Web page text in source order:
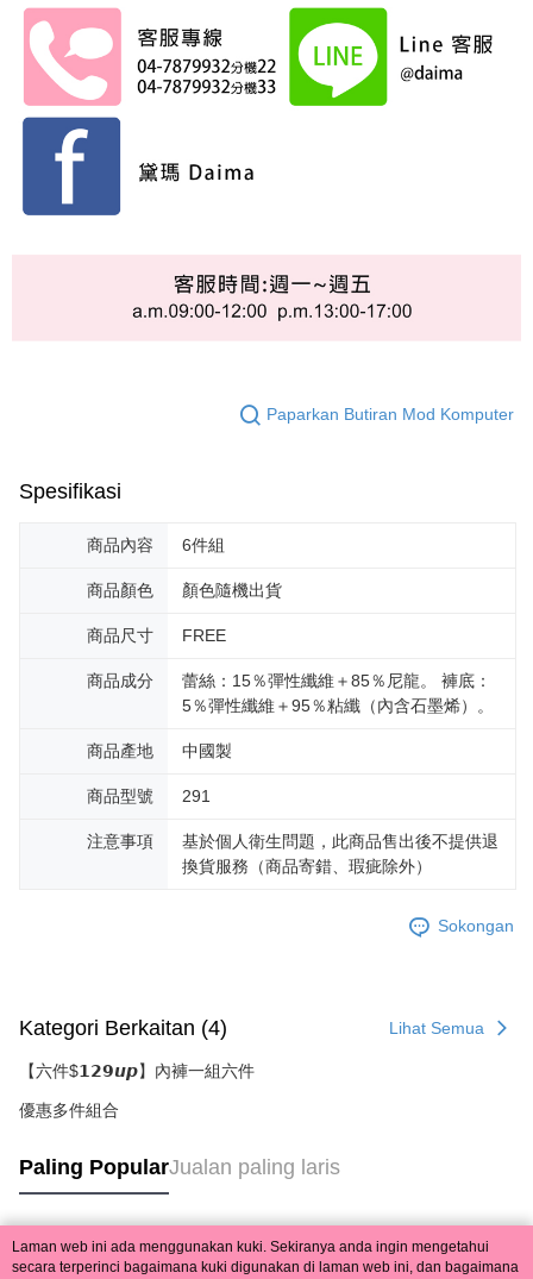
Paparkan Butiran Mod Komputer
Spesifikasi
商品內容 6件組
商品顏色 顏色隨機出貨
商品尺寸 FREE
商品成分
蕾絲：15％彈性纖維＋85％尼龍。 褲底：
5％彈性纖維＋95％粘纖（內含石墨烯）。
商品產地 中國製
商品型號 291
注意事項
基於個人衛生問題，此商品售出後不提供退
換貨服務（商品寄錯、瑕疵除外）
Sokongan
Kategori Berkaitan (4) Lihat Semua
【六件$𝟭𝟮𝟵𝙪𝙥】內褲一組六件
優惠多件組合
Paling PopularJualan paling laris
Tag Popular
Laman web ini ada menggunakan kuki. Sekiranya anda ingin mengetahui
secara terperinci bagaimana kuki digunakan di laman web ini, dan bagaimana